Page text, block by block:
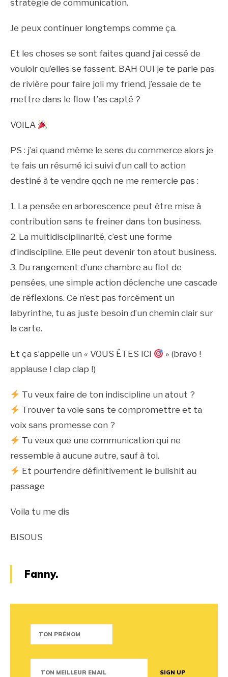
stratégie de communication.
Je peux continuer longtemps comme ça.
Et les choses se sont faites quand j’ai cessé de
vouloir qu’elles se fassent. BAH OUI je te parle pas
de rivière pour faire joli my friend, j’essaie de te
mettre dans le flow t’as capté ?
VOILA
PS : j’ai quand même le sens du commerce alors je
te fais un résumé ici suivi d’un call to action
destiné à te vendre qqch ne me remercie pas :
1. La pensée en arborescence peut être mise à
contribution sans te freiner dans ton business.
2. La multidisciplinarité, c’est une forme
d’indiscipline. Elle peut devenir ton atout business.
3. Du rangement d’une chambre au flot de
pensées, une simple action déclenche une cascade
de réflexions. Ce n’est pas forcément un
labyrinthe, tu as juste besoin d’un chemin clair sur
la carte.
Et ça s’appelle un « VOUS ÊTES ICI
» (bravo !
applause ! clap clap !)
Tu veux faire de ton indiscipline un atout ?
Trouver ta voie sans te compromettre et ta
voix sans promesse con ?
Tu veux que une communication qui ne
ressemble à aucune autre, sauf à toi.
Et pourfendre définitivement le bullshit au
passage
Voila tu me dis
BISOUS
Fanny.